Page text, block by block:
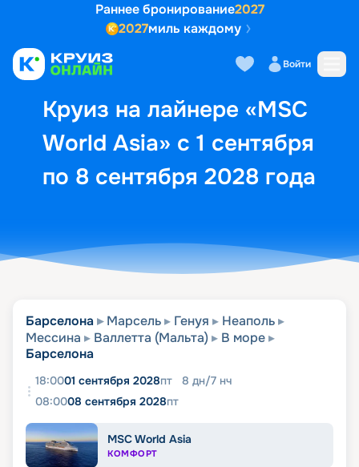
Раннее бронирование2027
2027миль каждому
Войти
Круиз на лайнере «MSC
World Asia» с 1 сентября
по 8 сентября 2028 года
Выбор кают Маршрут и
Барселона Марсель Генуя
Неаполь
Мессина
Валлетта (Мальта)
В море
Барселона
18:0001 сентября 2028пт 8 дн/7 нч
08:0008 сентября 2028пт
MSC World Asia
КОМФОРТ